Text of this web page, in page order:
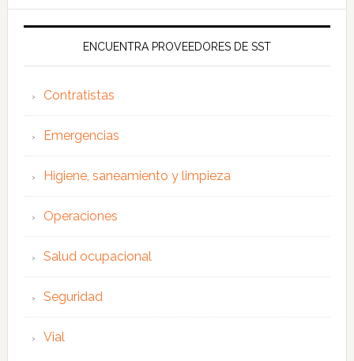
ENCUENTRA PROVEEDORES DE SST
Contratistas
Emergencias
Higiene, saneamiento y limpieza
Operaciones
Salud ocupacional
Seguridad
Vial